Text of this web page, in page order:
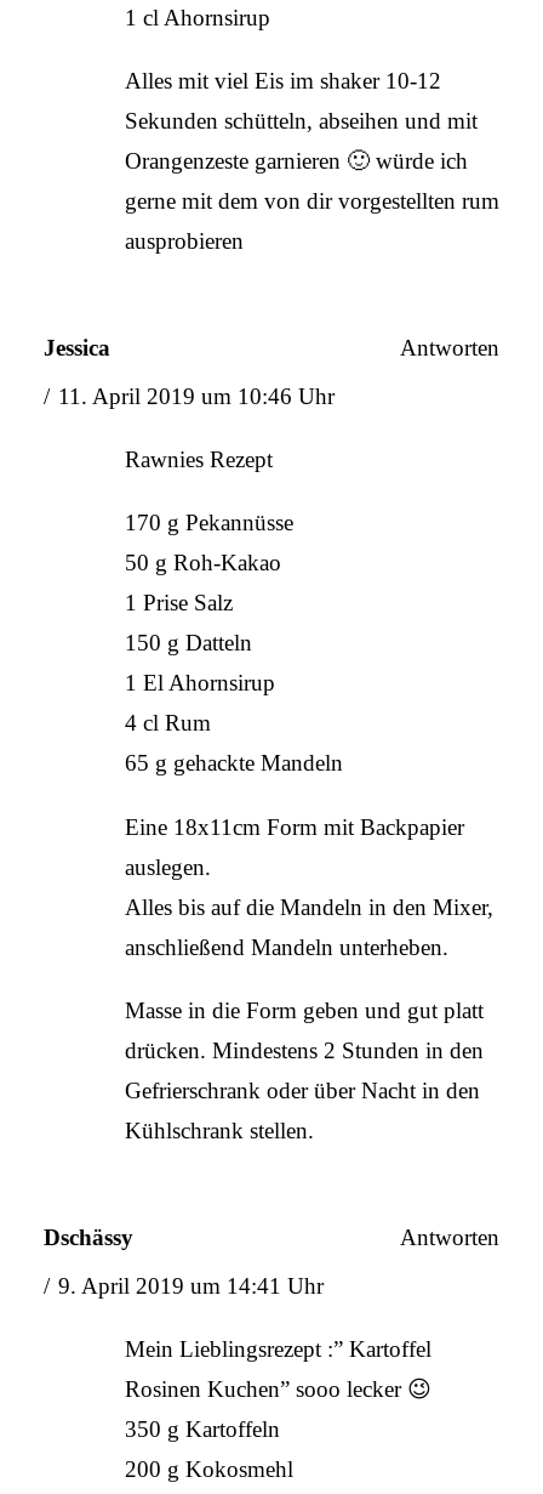
1 cl Ahornsirup
Alles mit viel Eis im shaker 10-12
Sekunden schütteln, abseihen und mit
Orangenzeste garnieren 🙂 würde ich
gerne mit dem von dir vorgestellten rum
ausprobieren
Jessica
11. April 2019 um 10:46 Uhr
Rawnies Rezept
170 g Pekannüsse
50 g Roh-Kakao
1 Prise Salz
150 g Datteln
1 El Ahornsirup
4 cl Rum
65 g gehackte Mandeln
Eine 18x11cm Form mit Backpapier
auslegen.
Alles bis auf die Mandeln in den Mixer,
anschließend Mandeln unterheben.
Masse in die Form geben und gut platt
drücken. Mindestens 2 Stunden in den
Gefrierschrank oder über Nacht in den
Kühlschrank stellen.
Antworten
Dschässy
9. April 2019 um 14:41 Uhr
Mein Lieblingsrezept :” Kartoffel
Rosinen Kuchen” sooo lecker 😉
350 g Kartoffeln
200 g Kokosmehl
Antworten